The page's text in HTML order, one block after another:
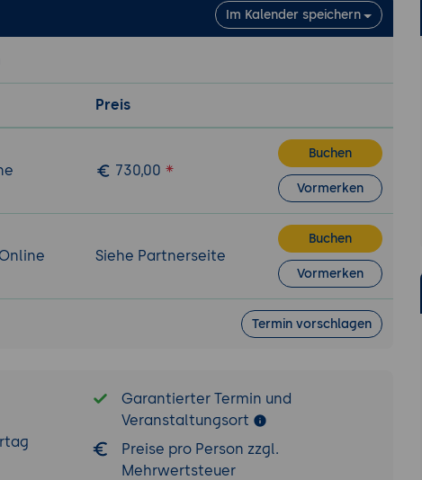
Im Kalender speichern
Preis
730,00
Buchen
Vormerken
Siehe Partnerseite
Buchen
Vormerken
Termin vorschlagen
Garantierter Termin und
Veranstaltungsort
Preise pro Person zzgl.
Mehrwertsteuer